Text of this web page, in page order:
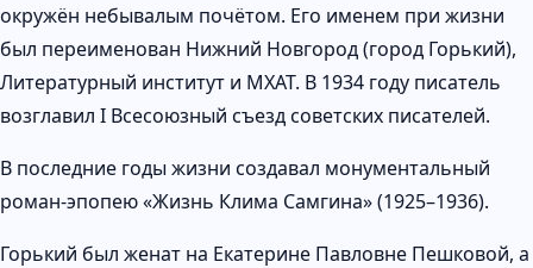
окружён небывалым почётом. Его именем при жизни
был переименован Нижний Новгород (город Горький),
Литературный институт и МХАТ. В 1934 году писатель
возглавил I Всесоюзный съезд советских писателей.
В последние годы жизни создавал монументальный
роман-эпопею «Жизнь Клима Самгина» (1925–1936).
Горький был женат на Екатерине Павловне Пешковой, а